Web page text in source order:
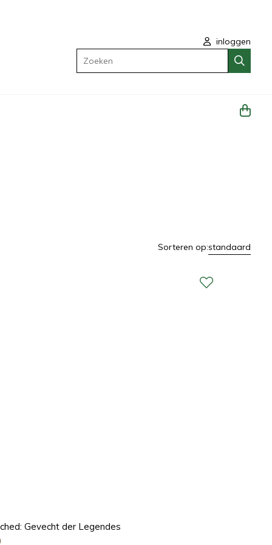
inloggen
Zoeken
Sorteren op:standaard
Gevecht der Legendes